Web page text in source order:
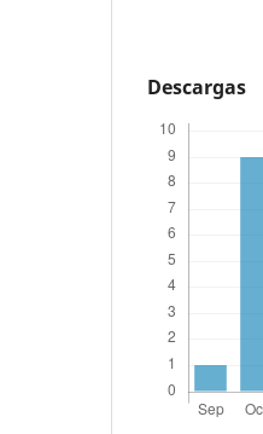
Descargas